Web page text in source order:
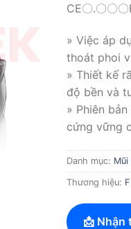
CE〇.〇〇〇
» Việc áp
thoát phoi
» Thiết kế
độ bền và
» Phiên
cứng vững
Danh mục: Mũi
Thương hiệu:
📩 Nhận